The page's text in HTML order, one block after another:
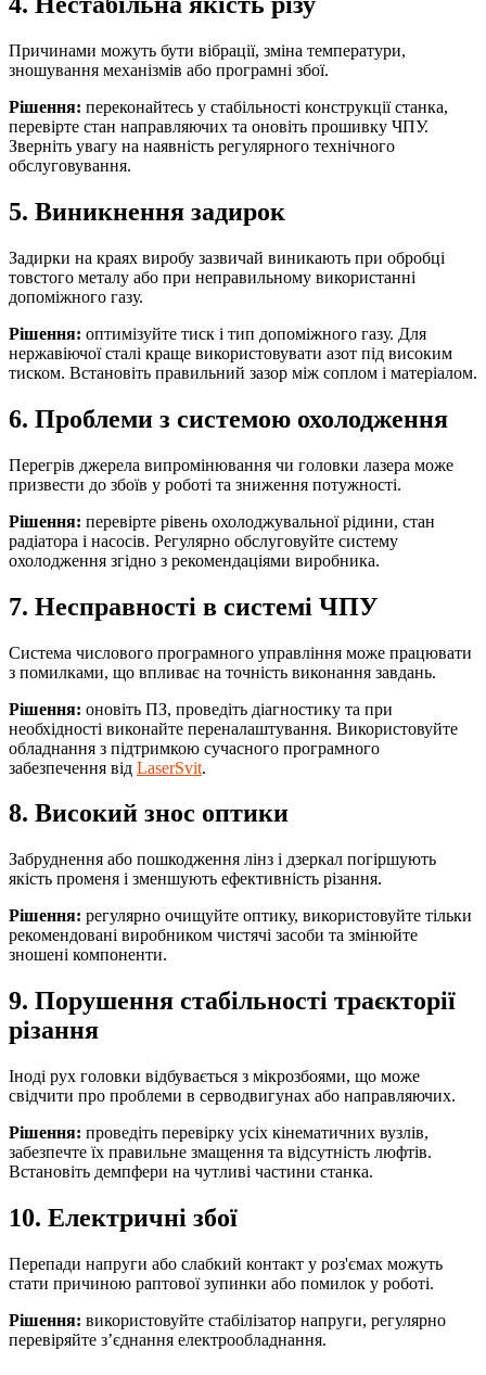
Причинами можуть бути вібрації, зміна температури,
зношування механізмів або програмні збої.
Рішення: переконайтесь у стабільності конструкції станка,
перевірте стан направляючих та оновіть прошивку ЧПУ.
Зверніть увагу на наявність регулярного технічного
обслуговування.
5. Виникнення задирок
Задирки на краях виробу зазвичай виникають при обробці
товстого металу або при неправильному використанні
допоміжного газу.
Рішення: оптимізуйте тиск і тип допоміжного газу. Для
нержавіючої сталі краще використовувати азот під високим
тиском. Встановіть правильний зазор між соплом і матеріалом.
6. Проблеми з системою охолодження
Перегрів джерела випромінювання чи головки лазера може
призвести до збоїв у роботі та зниження потужності.
Рішення: перевірте рівень охолоджувальної рідини, стан
радіатора і насосів. Регулярно обслуговуйте систему
охолодження згідно з рекомендаціями виробника.
7. Несправності в системі ЧПУ
Система числового програмного управління може працювати
з помилками, що впливає на точність виконання завдань.
Рішення: оновіть ПЗ, проведіть діагностику та при
необхідності виконайте переналаштування. Використовуйте
обладнання з підтримкою сучасного програмного
забезпечення від LaserSvit.
8. Високий знос оптики
Забруднення або пошкодження лінз і дзеркал погіршують
якість променя і зменшують ефективність різання.
Рішення: регулярно очищуйте оптику, використовуйте тільки
рекомендовані виробником чистячі засоби та змінюйте
зношені компоненти.
9. Порушення стабільності траєкторії
різання
Іноді рух головки відбувається з мікрозбоями, що може
свідчити про проблеми в серводвигунах або направляючих.
Рішення: проведіть перевірку усіх кінематичних вузлів,
забезпечте їх правильне змащення та відсутність люфтів.
Встановіть демпфери на чутливі частини станка.
10. Електричні збої
Перепади напруги або слабкий контакт у роз'ємах можуть
стати причиною раптової зупинки або помилок у роботі.
Рішення: використовуйте стабілізатор напруги, регулярно
перевіряйте з’єднання електрообладнання.